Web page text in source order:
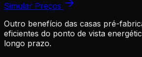
Simular Preços
Outro benefício das casas pré-
eficientes do ponto de vista
longo prazo.